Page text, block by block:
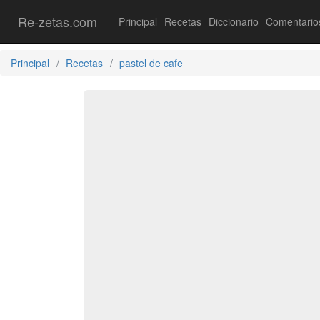
Re-zetas.com Principal Recetas Diccionario
Principal Recetas pastel de cafe